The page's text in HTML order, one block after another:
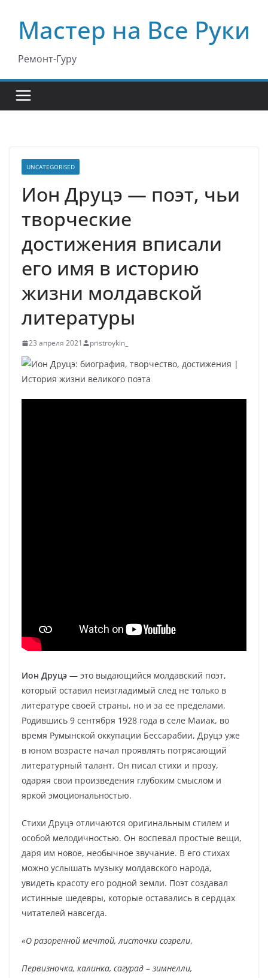
содержимому
Мастер на Все Руки
Ремонт-Гуру
UNCATEGORISED
Ион Друцэ — поэт, чьи
творческие
достижения вписали
его имя в историю
жизни молдавской
литературы
23 апреля 2021 pristroykin_
Ион Друцэ — это выдающийся молдавский поэт,
который оставил неизгладимый след не только в
литературе своей страны, но и за ее пределами.
Родившись 9 сентября 1928 года в селе Маиак, во
время Румынской оккупации Бессарабии, Друцэ уже
в юном возрасте начал проявлять потрясающий
литературный талант. Он писал стихи и прозу,
одаряя свои произведения глубоким смыслом и
яркой эмоциональностью.
Стихи Друцэ отличаются оригинальным стилем и
особой мелодичностью. Он воспевал простые вещи,
даря им новое, необычное звучание. В его стихах
можно услышать музыку молдавского народа,
увидеть красоту его родной земли. Поэт создавал
истинные шедевры, которые оставались в сердцах
читателей навсегда.
«О разоренной мечтой, листочки созрели,
Первизночка, калинка, сагурад – зимнелли,